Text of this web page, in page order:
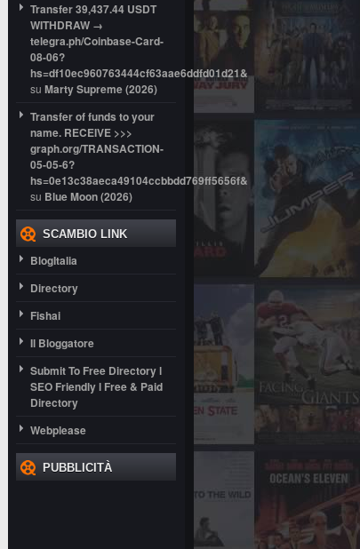
Transfer 39,437.44 USDT
WITHDRAW →
telegra.ph/Coinbase-Card-
08-06?
hs=df10ec960763444cf63aae6ddfd01d21&
su Marty Supreme (2026)
Transfer of funds to your
name. RECEIVE >>>
graph.org/TRANSACTION-
05-05-6?
hs=0e13c38aeca49104ccbbdd769ff5656f&
su Blue Moon (2026)
SCAMBIO LINK
BlogItalia
Directory
Fishai
Il Bloggatore
Submit To Free Directory l
SEO Friendly l Free & Paid
Directory
Webplease
PUBBLICITÀ